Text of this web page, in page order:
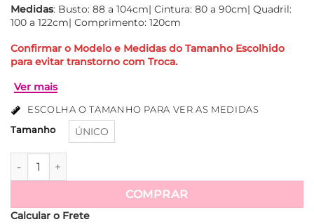
Medidas: Busto: 88 a 104cm| Cintura: 80 a 90cm| Quadril:
100 a 122cm| Comprimento: 120cm
Confirmar o Modelo e Medidas do Tamanho Escolhido
para evitar transtorno com Troca.
Ver mais
ESCOLHA O TAMANHO PARA VER AS MEDIDAS
Tamanho ÚNICO
Vestido Flórida Lesie Algodão Estampada quantidade
COMPRAR
Calcular o Frete